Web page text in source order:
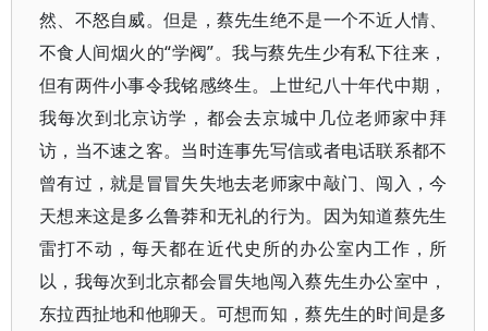
然、不怒自威。但是，蔡先生绝不是一个不近人情、
不食人间烟火的“学阀”。我与蔡先生少有私下往来，
但有两件小事令我铭感终生。上世纪八十年代中期，
我每次到北京访学，都会去京城中几位老师家中拜
访，当不速之客。当时连事先写信或者电话联系都不
曾有过，就是冒冒失失地去老师家中敲门、闯入，今
天想来这是多么鲁莽和无礼的行为。因为知道蔡先生
雷打不动，每天都在近代史所的办公室内工作，所
以，我每次到北京都会冒失地闯入蔡先生办公室中，
东拉西扯地和他聊天。可想而知，蔡先生的时间是多